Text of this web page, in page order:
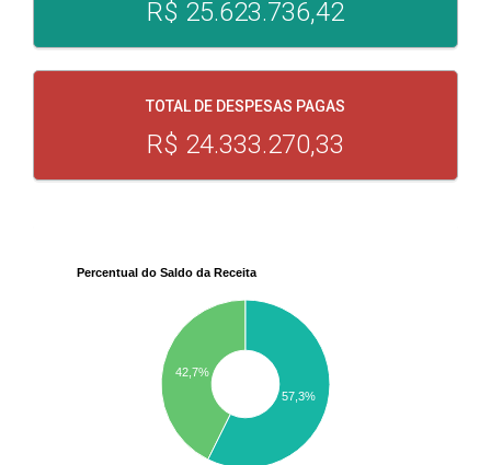
R$ 25.623.736,42
TOTAL DE DESPESAS PAGAS
R$ 24.333.270,33
Percentual do Saldo da Receita
42,7%
57,3%